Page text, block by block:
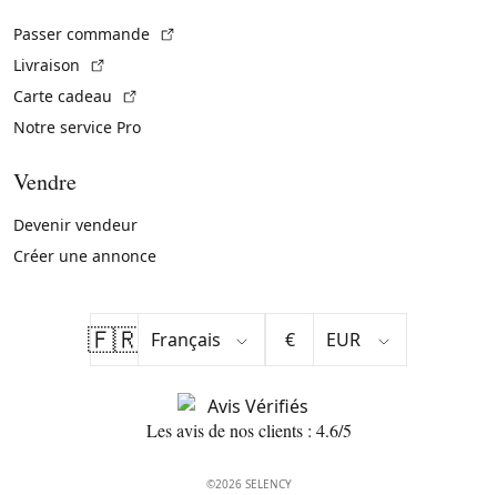
Passer commande
Livraison
Carte cadeau
Notre service Pro
Vendre
Devenir vendeur
Créer une annonce
🇫🇷 €
Les avis de nos clients : 4.6/5
©2026 SELENCY